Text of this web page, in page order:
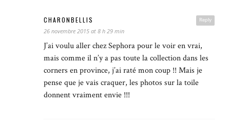
Reply
CHARONBELLIS
26 novembre 2015 at 8 h 29 min
J’ai voulu aller chez Sephora pour le voir en vrai,
mais comme il n’y a pas toute la collection dans les
corners en province, j’ai raté mon coup !! Mais je
pense que je vais craquer, les photos sur la toile
donnent vraiment envie !!!